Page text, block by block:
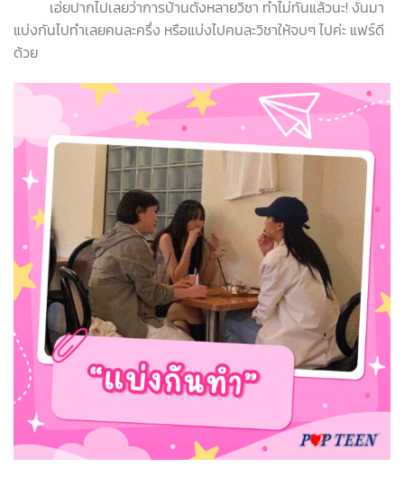
เอ่ยปากไปเลยว่าการบ้านตั้งหลายวิชา ทำไม่ทันแล้วนะ! งั้นมา
แบ่งกันไปทำเลยคนละครึ่ง หรือแบ่งไปคนละวิชาให้จบๆ ไปค่ะ แฟร์ดี
ด้วย